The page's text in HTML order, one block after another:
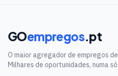
GOempregos.pt
O maior agregador de empregos
Milhares de oportunidades, numa